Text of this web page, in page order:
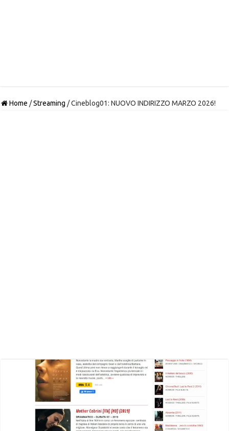
Home /Streaming /Cineblog01: NUOVO INDIRIZZO MARZO 2026!